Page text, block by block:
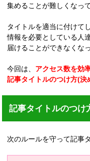
集めることが難しくなっ
タイトルを適当に付けて
情報を必要としている人
届けることができなくな
今回は、 アクセス数を効
記事タイトルのつけ方(決
記事タイトルのつけ
次のルールを守って記事